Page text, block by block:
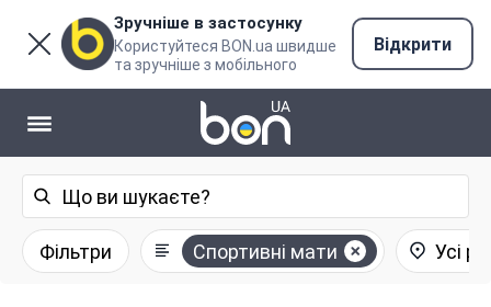
Зручніше в застосунку
Користуйтеся BON.ua швидше
та зручніше з мобільного
Відкрити
Фільтри Спортивні мати Усі